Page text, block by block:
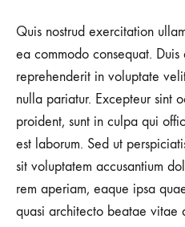
Quis nostrud exercitation
ea commodo consequat.
reprehenderit in voluptate
nulla pariatur. Excepteur sint
proident, sunt in culpa qui
est laborum. Sed ut
sit voluptatem accusantium
rem aperiam, eaque ipsa
quasi architecto beatae